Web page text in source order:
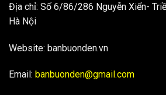
Địa chỉ: Số 6/86/286 Nguyễn Xiển-
Hà Nội
Website: banbuonden.vn
Email: banbuonden@gmail.com